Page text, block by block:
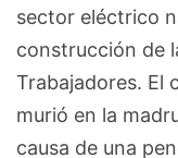
sector eléctrico
construcción de
Trabajadores. El
murió en la
causa de una